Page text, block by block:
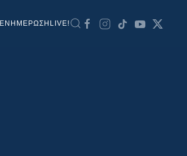
ΕΝΗΜΕΡΩΣΗ LIVE!